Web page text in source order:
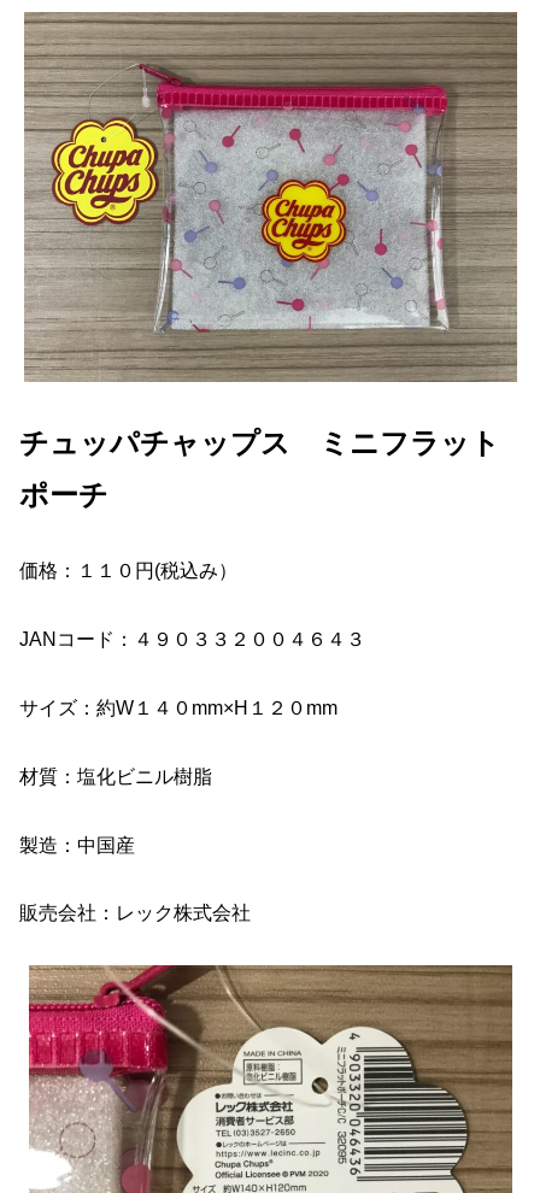
チュッパチャップス ミニフラット
ポーチ
価格：１１０円(税込み）
JANコード：４９０３３２００４６４３
サイズ：約W１４０mm×H１２０mm
材質：塩化ビニル樹脂
製造：中国産
販売会社：レック株式会社